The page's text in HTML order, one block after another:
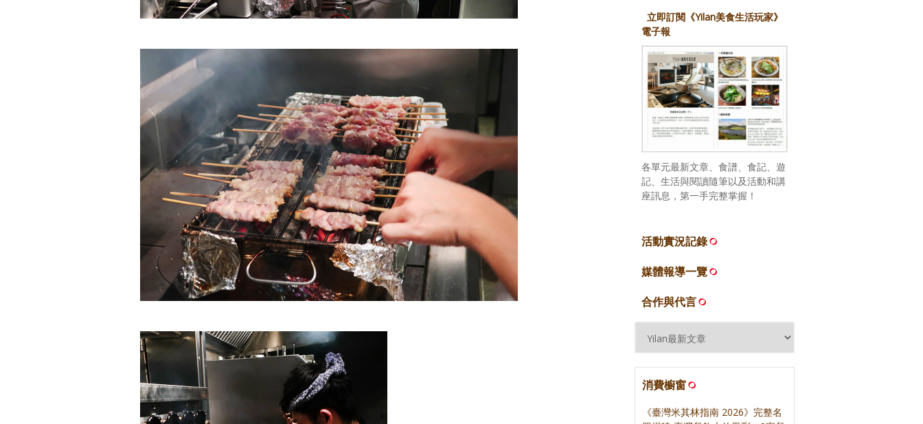
立即訂閱《Yilan美食生活玩家》
電子報
各單元最新文章、食譜、食記、遊
記、生活與閱讀隨筆以及活動和講
座訊息，第一手完整掌握！
活動實況記錄
媒體報導一覽
合作與代言
消費櫥窗
《臺灣米其林指南 2026》完整名